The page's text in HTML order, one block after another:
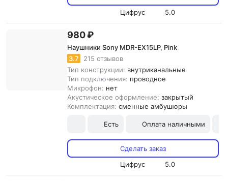
Цифрус
5.0
980 ₽
Наушники Sony MDR-EX15LP, Pink
3.7
215 отзывов
Тип конструкции: внутриканальные
Тип подключения: проводное
Микрофон: нет
Акустическое оформление: закрытый
Комплектация: сменные амбушюры
Есть Оплата наличными
Сделать заказ
Цифрус
5.0